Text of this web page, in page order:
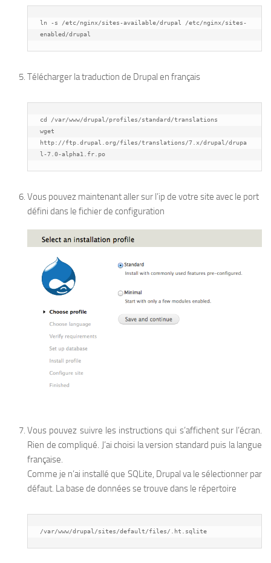
ln -s /etc/nginx/sites-available/drupal /etc/nginx/sites-
enabled/drupal
Télécharger la traduction de Drupal en français
cd /var/www/drupal/profiles/standard/translations
wget
http://ftp.drupal.org/files/translations/7.x/drupal/drupa
l-7.0-alpha1.fr.po
Vous pouvez maintenant aller sur l’ip de votre site avec le port
défini dans le fichier de configuration
Vous pouvez suivre les instructions qui s’affichent sur l’écran.
Rien de compliqué. J’ai choisi la version standard puis la langue
française.
Comme je n’ai installé que SQLite, Drupal va le sélectionner par
défaut. La base de données se trouve dans le répertoire
/var/www/drupal/sites/default/files/.ht.sqlite